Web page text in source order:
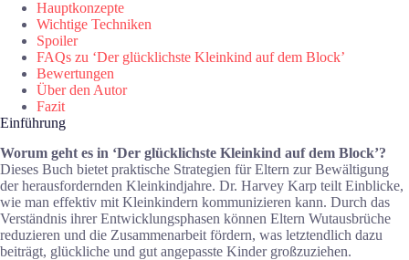
Hauptkonzepte
Wichtige Techniken
Spoiler
FAQs zu ‘Der glücklichste Kleinkind auf dem Block’
Bewertungen
Über den Autor
Fazit
Einführung
Worum geht es in ‘Der glücklichste Kleinkind auf dem Block’?
Dieses Buch bietet praktische Strategien für Eltern zur Bewältigung
der herausfordernden Kleinkindjahre. Dr. Harvey Karp teilt Einblicke,
wie man effektiv mit Kleinkindern kommunizieren kann. Durch das
Verständnis ihrer Entwicklungsphasen können Eltern Wutausbrüche
reduzieren und die Zusammenarbeit fördern, was letztendlich dazu
beiträgt, glückliche und gut angepasste Kinder großzuziehen.